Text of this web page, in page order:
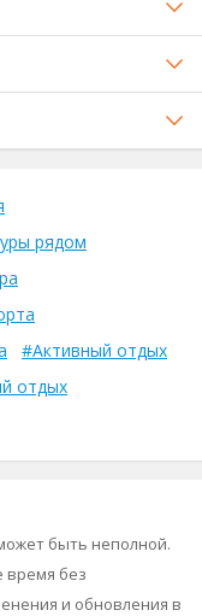
рядом
#Активный отдых
отдых
быть неполной.
время без
и обновления в